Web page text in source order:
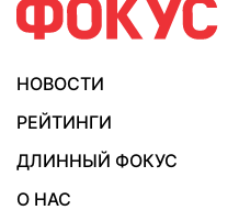
НОВОСТИ
РЕЙТИНГИ
ДЛИННЫЙ ФОКУС
О НАС